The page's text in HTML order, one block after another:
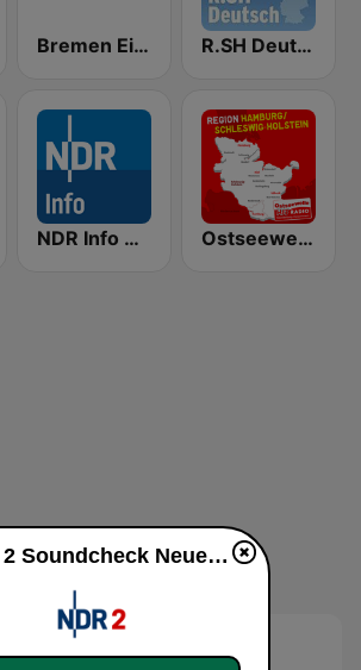
Bremen Eins R.SH Deutsch
NDR Info Niedersachsen Ostseewelle HIT-RADIO Hamburg & Schleswig-Holstein
Neue
NDR 2 Soundcheck Neue Musik am Montag live